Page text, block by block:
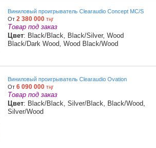
Виниловый проигрыватель Clearaudio Concept MC/S
От 2 380 000 тңг
Товар под заказ
Цвет: Black/Black, Black/Silver, Wood
Black/Dark Wood, Wood Black/Wood
Виниловый проигрыватель Clearaudio Ovation
От 6 090 000 тңг
Товар под заказ
Цвет: Black/Black, Silver/Black, Black/Wood,
Silver/Wood